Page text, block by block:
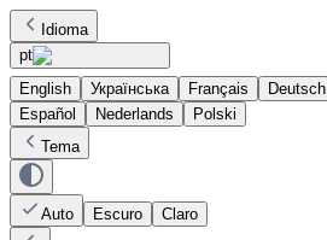
Idioma
pt
English
Українська Français Deutsch
Español
Nederlands
Polski
Tema
Auto Escuro Claro